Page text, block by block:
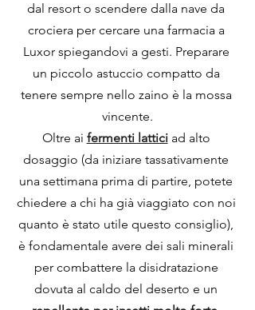
dal resort o scendere dalla nave da
crociera per cercare una farmacia a
Luxor spiegandovi a gesti. Preparare
un piccolo astuccio compatto da
tenere sempre nello zaino è la mossa
vincente.
Oltre ai fermenti lattici ad alto
dosaggio (da iniziare tassativamente
una settimana prima di partire, potete
chiedere a chi ha già viaggiato con noi
quanto è stato utile questo consiglio),
è fondamentale avere dei sali minerali
per combattere la disidratazione
dovuta al caldo del deserto e un